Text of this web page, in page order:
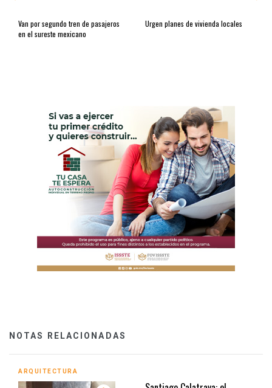
Van por segundo tren de pasajeros
en el sureste mexicano
Urgen planes de vivienda locales
NOTAS RELACIONADAS
ARQUITECTURA